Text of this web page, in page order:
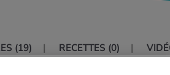
SERVICE
(19) RECETTES (0)